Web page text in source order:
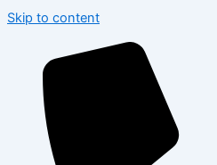
Skip to content